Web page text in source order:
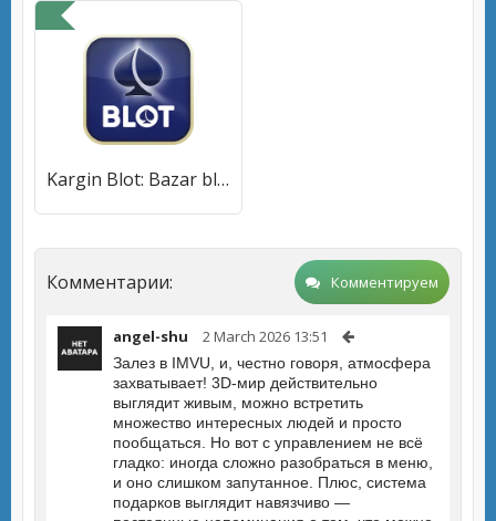
Kargin Blot: Bazar blot
Комментарии: Комментируем
angel-shu 2 March 2026 13:51
Залез в IMVU, и, честно говоря, атмосфера
захватывает! 3D-мир действительно
выглядит живым, можно встретить
множество интересных людей и просто
пообщаться. Но вот с управлением не всё
гладко: иногда сложно разобраться в меню,
и оно слишком запутанное. Плюс, система
подарков выглядит навязчиво —